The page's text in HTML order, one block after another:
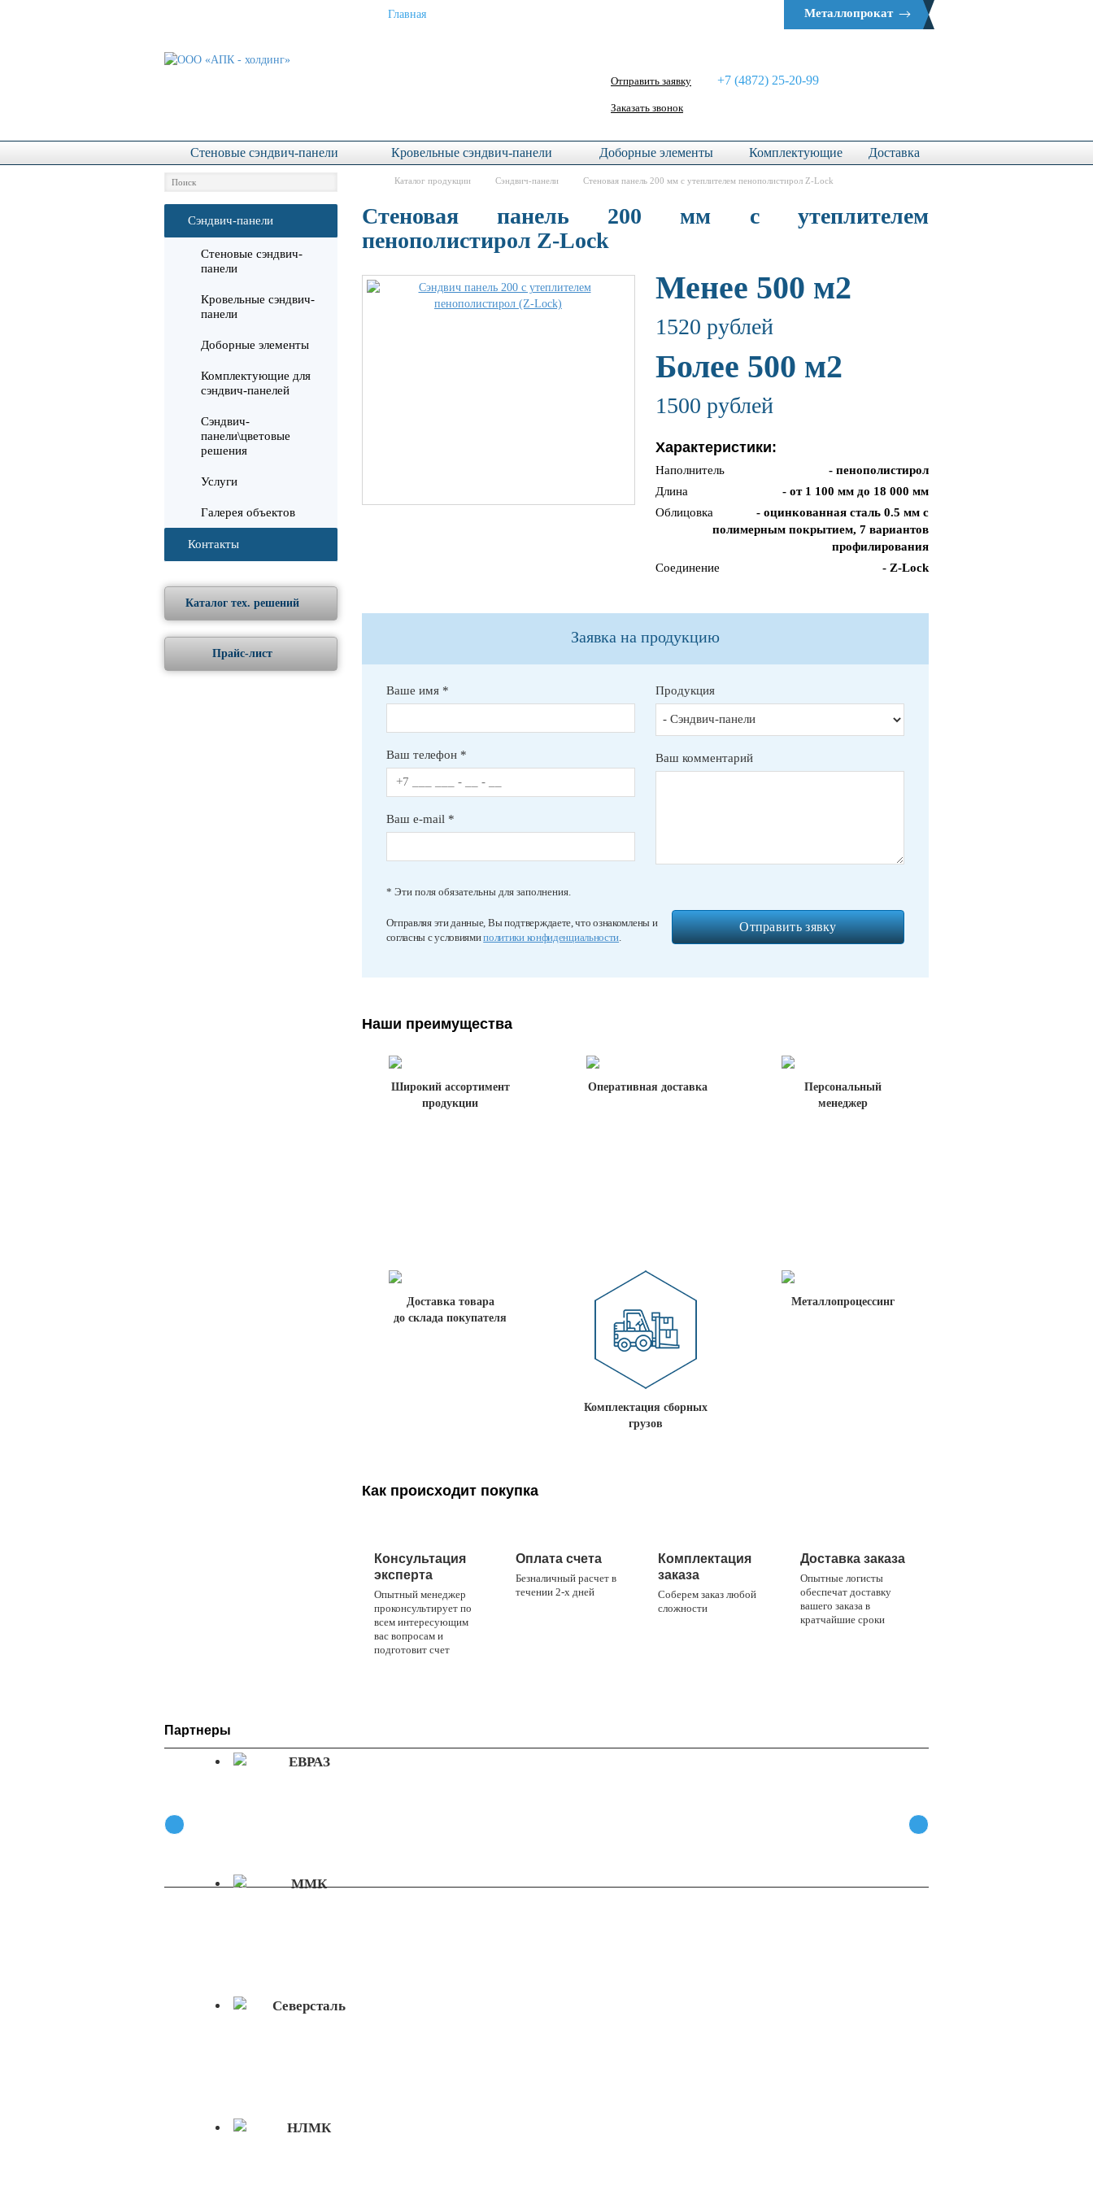
Главная Металлопрокат
Отправить заявку
Заказать звонок
+7 (4872) 25-20-99
Стеновые сэндвич-панели Кровельные сэндвич-панели Доборные элементы Комплектующие Доставка
Каталог продукции Сэндвич-панели Стеновая панель 200 мм с утеплителем пенополистирол Z-Lock
Сэндвич-панели
Стеновые сэндвич-
панели
Кровельные сэндвич-
панели
Доборные элементы
Комплектующие для
сэндвич-панелей
Сэндвич-
панели\цветовые
решения
Услуги
Галерея объектов
Контакты
Каталог тех. решений
Прайс-лист
Стеновая панель 200 мм с утеплителем
пенополистирол Z-Lock
Менее 500 м2
1520 рублей
Более 500 м2
1500 рублей
Характеристики:
Наполнитель
- пенополистирол
Длина
- от 1 100 мм до 18 000 мм
Облицовка
- оцинкованная сталь 0.5 мм с
полимерным покрытием, 7 вариантов
профилирования
Соединение
- Z-Lock
Заявка на продукцию
Ваше имя *
Ваш телефон *
Ваш e-mail *
Продукция
Ваш комментарий
* Эти поля обязательны для заполнения.
Отправляя эти данные, Вы подтверждаете, что ознакомлены и
согласны с условиямиполитики конфиденциальности
Наши преимущества
Широкий ассортимент
продукции
Оперативная доставка
Персональный
менеджер
Доставка товара
до склада покупателя
Комплектация сборных
грузов
Металлопроцессинг
Как происходит покупка
Консультация
эксперта
Опытный менеджер
проконсультирует по
всем интересующим
вас вопросам и
подготовит счет
Оплата счета
Безналичный расчет в
течении 2-х дней
Комплектация
заказа
Соберем заказ любой
сложности
Доставка заказа
Опытные логисты
обеспечат доставку
вашего заказа в
кратчайшие сроки
Партнеры